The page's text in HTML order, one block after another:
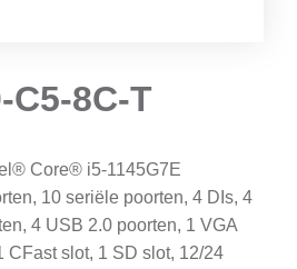
C5-8C-T
Core® i5-1145G7E
10 seriële poorten, 4 DIs, 4
4 USB 2.0 poorten, 1 VGA
CFast slot, 1 SD slot, 12/24